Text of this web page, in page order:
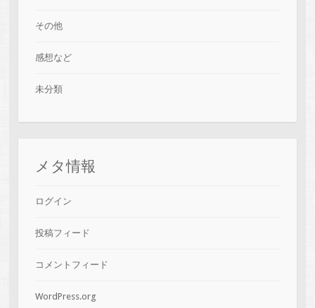
その他
感想など
未分類
メタ情報
ログイン
投稿フィード
コメントフィード
WordPress.org